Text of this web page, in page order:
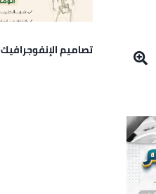
تصاميم الإنفوجرافيك